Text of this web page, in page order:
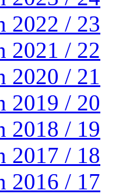
2022 / 23
2021 / 22
2020 / 21
2019 / 20
2018 / 19
2017 / 18
2016 / 17